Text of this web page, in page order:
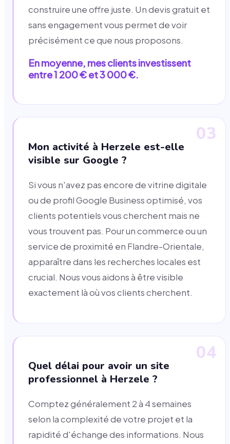
construire une offre juste. Un devis gratuit et
sans engagement vous permet de voir
précisément ce que nous proposons.
En moyenne, mes clients investissent
entre 1 200 € et 3 000 €.
03
Mon activité à Herzele est-elle
visible sur Google ?
Si vous n'avez pas encore de vitrine digitale
ou de profil Google Business optimisé, vos
clients potentiels vous cherchent mais ne
vous trouvent pas. Pour un commerce ou un
service de proximité en Flandre-Orientale,
apparaître dans les recherches locales est
crucial. Nous vous aidons à être visible
exactement là où vos clients cherchent.
04
Quel délai pour avoir un site
professionnel à Herzele ?
Comptez généralement 2 à 4 semaines
selon la complexité de votre projet et la
rapidité d'échange des informations. Nous